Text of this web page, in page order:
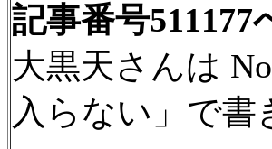
記事番号
大黒天さんは
入らない」で書